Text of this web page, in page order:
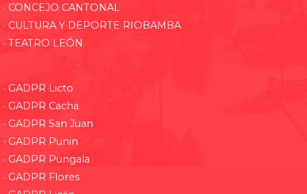
· CONCEJO CANTONAL
· CULTURA Y DEPORTE RIOBAMBA
· TEATRO LEÓN
· GADPR Licto
· GADPR Cacha
· GADPR San Juan
· GADPR Punin
· GADPR Pungala
· GADPR Flores